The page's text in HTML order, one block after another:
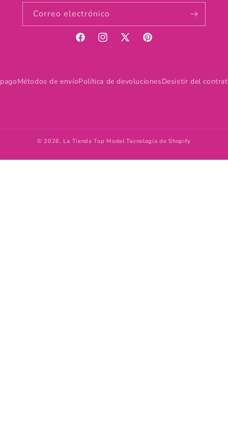
Métodos de envíoPolítica de devolucionesDesistir del
Correo electrónico
FacebookInstagram
X
Pinterest
© 2026, La Tienda Top Model Tecnología de Shopify